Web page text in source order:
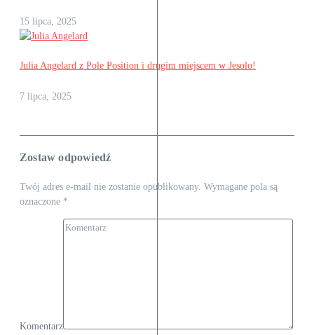
15 lipca, 2025
Julia Angelard z Pole Position i drugim miejscem w Jesolo!
7 lipca, 2025
Zostaw odpowiedź
Twój adres e-mail nie zostanie opublikowany. Wymagane pola są
oznaczone *
Komentarz